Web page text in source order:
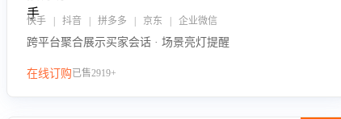
快手 | 抖音 | 拼多多 | 京东 | 企业微信
跨平台聚合展示买家会话 · 场景亮灯提醒
在线订购已售2919+